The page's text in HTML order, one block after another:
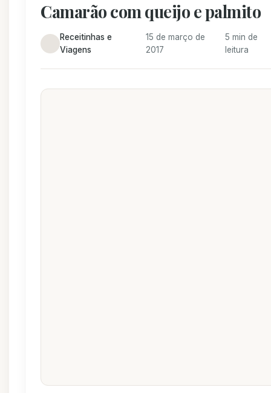
Camarão com queijo e palmito
Receitinhas e
Viagens
15 de março de
2017
5 min de
leitura